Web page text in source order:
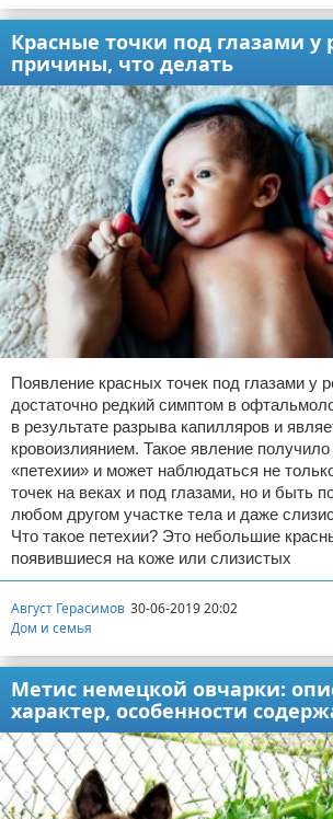
Красные точки под глазами у
причины, что делать
Появление красных точек под глазами у
достаточно редкий симптом в
в результате разрыва капилляров и
кровоизлиянием. Такое явление получило
«петехии» и может наблюдаться не
точек на веках и под глазами, но и быть
любом другом участке тела и даже
Что такое петехии? Это небольшие
появившиеся на коже или слизистых
Август Герасимов 30-06-2019 20:02
Дом и семья
Метис немецкой овчарки:
характер, особенности